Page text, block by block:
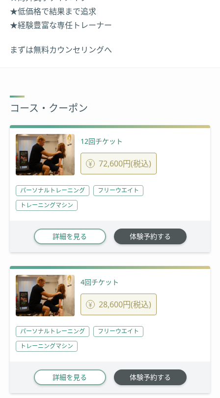
★低価格で結果まで追求
★経験豊富な専任トレーナー
まずは無料カウンセリングへ
コース・クーポン
12回チケット
72,600円(税込)
パーソナルトレーニング
フリーウエイト
トレーニングマシン
詳細を見る 体験予約する
4回チケット
28,600円(税込)
パーソナルトレーニング
フリーウエイト
トレーニングマシン
詳細を見る 体験予約する